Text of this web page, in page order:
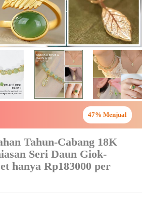
47% Menjual
Tahun-Cabang 18K
Seri Daun Giok-
hanya Rp183000 per